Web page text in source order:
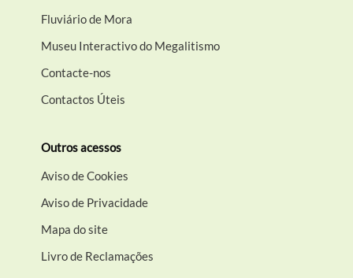
Fluviário de Mora
Museu Interactivo do Megalitismo
Contacte-nos
Contactos Úteis
Outros acessos
Aviso de Cookies
Aviso de Privacidade
Mapa do site
Livro de Reclamações